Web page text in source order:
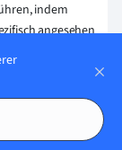
indem
angesehen
in